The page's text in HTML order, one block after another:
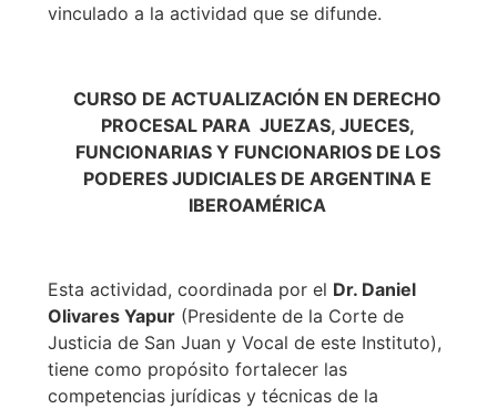
vinculado a la actividad que se difunde.
CURSO DE ACTUALIZACIÓN EN DERECHO
PROCESAL PARA ​ JUEZAS, JUECES,
FUNCIONARIAS Y FUNCIONARIOS DE LOS
PODERES JUDICIALES DE ARGENTINA E
IBEROAMÉRICA
Esta actividad, coordinada por el Dr. Daniel
Olivares Yapur(Presidente de la Corte de
Justicia de San Juan y Vocal de este Instituto),
tiene como propósito fortalecer las
competencias jurídicas y técnicas de la